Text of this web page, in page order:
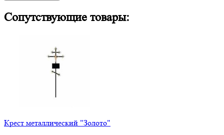
Сопутствующие товары:
Крест металлический "Золото"